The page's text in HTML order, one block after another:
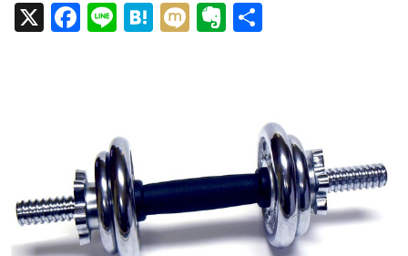
X Facebook
LineHatenaMixiEvernote